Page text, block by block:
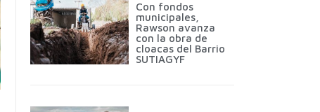
Con fondos
municipales,
Rawson avanza
con la obra de
cloacas del Barrio
SUTIAGYF